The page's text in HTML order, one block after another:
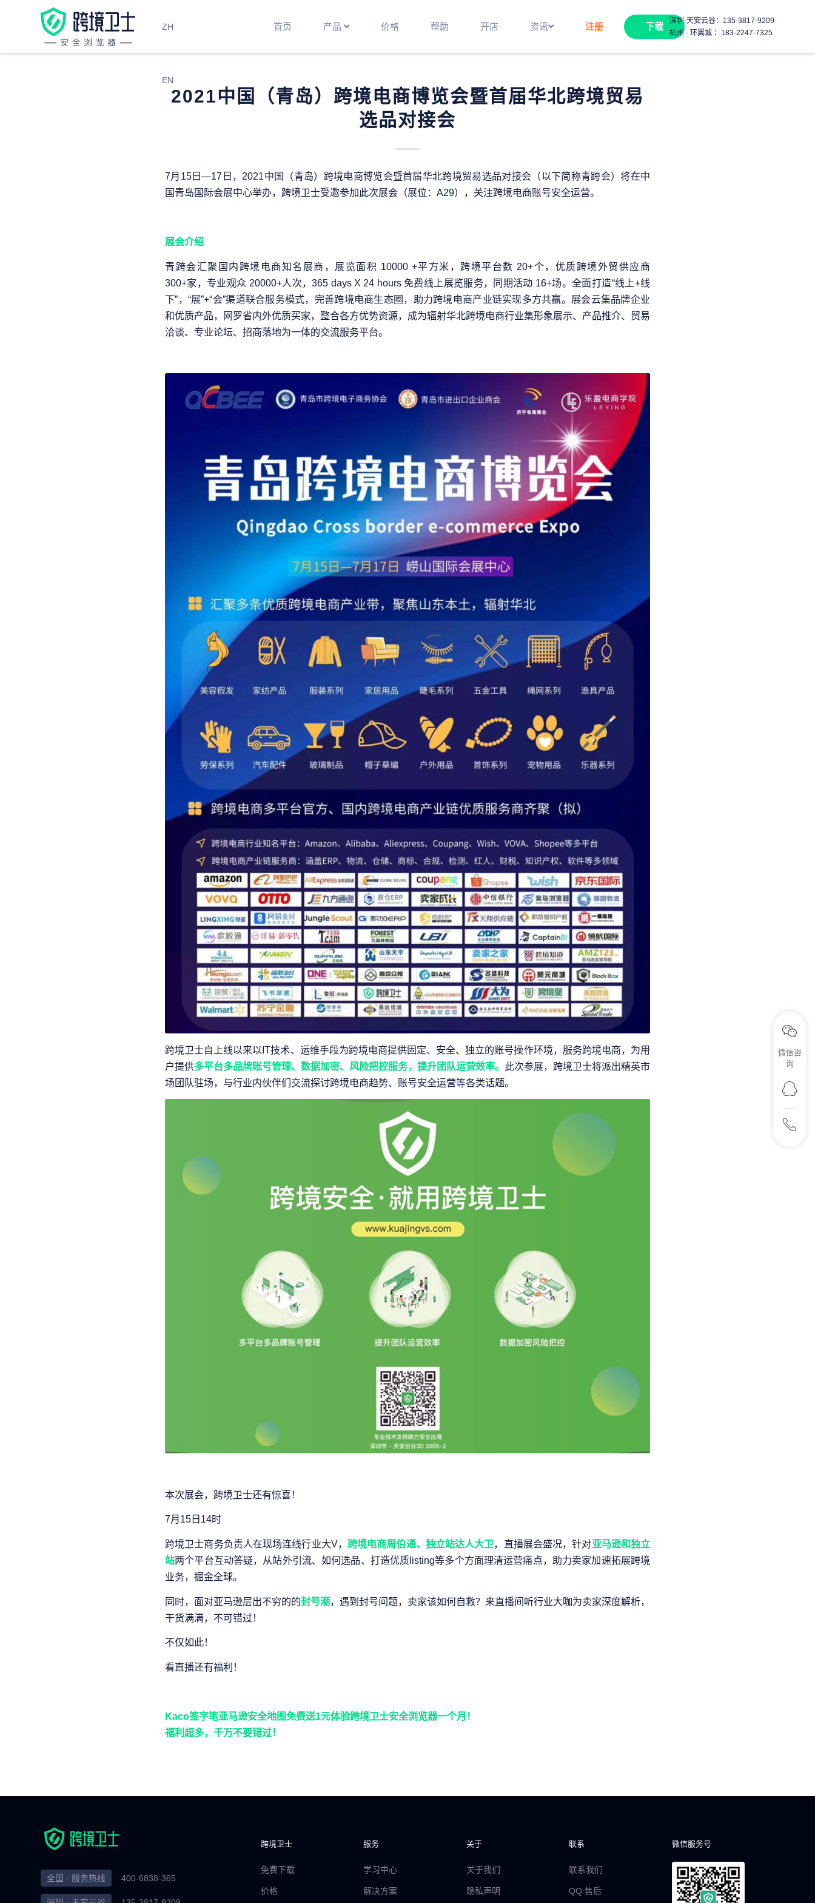
ZH
EN
首页 产品 价格 帮助 开店 资讯 注册 下载
深圳·天安云谷： 135-3817-9209
杭州 · 环翼城 ： 183-2247-7325
2021中国（青岛）跨境电商博览会暨首届华北跨境贸易
选品对接会
7月15日—17日，2021中国（青岛）跨境电商博览会暨首届华北跨境贸易选品对接会（以下简称青跨会）将在中
国青岛国际会展中心举办，跨境卫士受邀参加此次展会（展位：A29），关注跨境电商账号安全运营。
展会介绍
青跨会汇聚国内跨境电商知名展商，展览面积 10000 +平方米，跨境平台数 20+个，优质跨境外贸供应商
300+家，专业观众 20000+人次，365 days X 24 hours 免费线上展览服务，同期活动 16+场。全面打造“线上+线
下”，“展”+“会”渠道联合服务模式，完善跨境电商生态圈，助力跨境电商产业链实现多方共赢。展会云集品牌企业
和优质产品，网罗省内外优质买家，整合各方优势资源，成为辐射华北跨境电商行业集形象展示、产品推介、贸易
洽谈、专业论坛、招商落地为一体的交流服务平台。
跨境卫士自上线以来以IT技术、运维手段为跨境电商提供固定、安全、独立的账号操作环境，服务跨境电商，为用
户提供多平台多品牌账号管理、数据加密、风险把控服务，提升团队运营效率。
此次参展，跨境卫士将派出精英市
场团队驻场，与行业内伙伴们交流探讨跨境电商趋势、账号安全运营等各类话题。
本次展会，跨境卫士还有惊喜！
7月15日14时
跨境卫士商务负责人在现场连线行业大V， 跨境电商周伯通、独立站达人大卫，直播展会盛况，针对亚马逊和独立
站两个平台互动答疑，从站外引流、如何选品、打造优质listing等多个方面理清运营痛点，助力卖家加速拓展跨境
业务，掘金全球。
同时，面对亚马逊层出不穷的的封号潮 ，遇到封号问题，卖家该如何自救？来直播间听行业大咖为卖家深度解析，
干货满满，不可错过！
不仅如此！
看直播还有福利！
Kaco签字笔亚马逊安全地图免费送1元体验跨境卫士安全浏览器一个月！
福利超多，千万不要错过！
全国 · 服务热线 400-6838-365
跨境卫士
免费下载
价格
服务
学习中心
解决方案
关于
关于我们
隐私声明
联系
联系我们
QQ 售后
微信服务号
微信咨
询